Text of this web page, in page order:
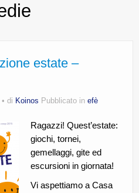
e Formazione |
| PLUS Sanluri –
estate –
di Koinos Pubblicato in efè
Ragazzi! Quest’estate:
giochi, tornei,
gemellaggi, gite ed
escursioni in giornata!
Vi aspettiamo a Casa